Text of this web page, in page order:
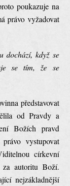
poukazuje na
právo vyžadovat
dochází, když se
se tím, že se
představovat
od Pravdy a
Božích pravd
vystupovat
církevní
za autoritu Boží.
nejzákladnější